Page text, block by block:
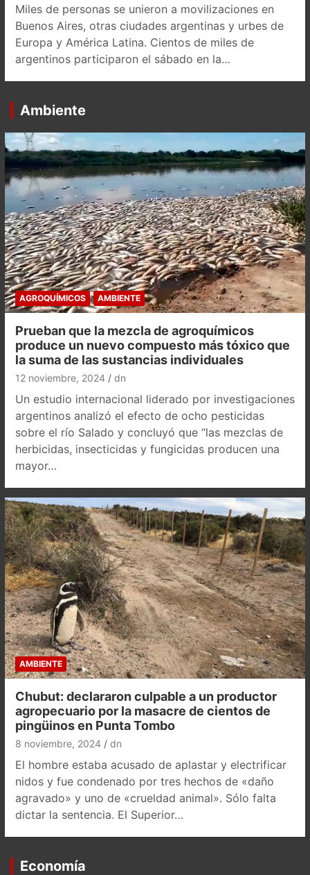
Miles de personas se unieron a movilizaciones en
Buenos Aires, otras ciudades argentinas y urbes de
Europa y América Latina. Cientos de miles de
argentinos participaron el sábado en la…
Ambiente
AGROQUÍMICOS AMBIENTE
Prueban que la mezcla de agroquímicos
produce un nuevo compuesto más tóxico que
la suma de las sustancias individuales
12 noviembre, 2024 dn
Un estudio internacional liderado por investigaciones
argentinos analizó el efecto de ocho pesticidas
sobre el río Salado y concluyó que “las mezclas de
herbicidas, insecticidas y fungicidas producen una
mayor…
AMBIENTE
Chubut: declararon culpable a un productor
agropecuario por la masacre de cientos de
pingüinos en Punta Tombo
8 noviembre, 2024 dn
El hombre estaba acusado de aplastar y electrificar
nidos y fue condenado por tres hechos de «daño
agravado» y uno de «crueldad animal». Sólo falta
dictar la sentencia. El Superior…
Economía